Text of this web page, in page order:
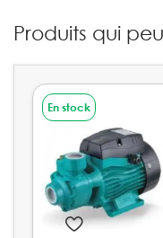
Produits qui
En stock